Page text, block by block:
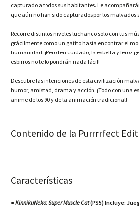
capturado a todos sus habitantes. Le
que aún no han sido capturados por los malvados
Recorre distintos niveles luchando solo con tus
grácilmente como un gatito hasta encontrar el
humanidad. ¡Pero ten cuidado, la esbelta y feroz
esbirros no te lo pondrán nada fácil!
Descubre las intenciones de esta civilización
humor, amistad, drama y acción. ¡Todo con una
anime de los 90 y de la animación tradicional!
Contenido de la Purrrrfect
Características
● KinnikuNeko: Super Muscle Cat(PS5) Incluye: